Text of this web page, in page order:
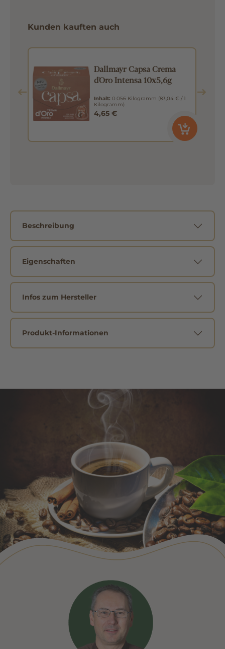
Kunden kauften auch
Dallmayr Capsa Crema
d'Oro Intensa 10x5,6g
Inhalt: 0.056 Kilogramm (83,04 € / 1
Kilogramm)
4,65 €
Beschreibung
Eigenschaften
Infos zum Hersteller
Produkt-Informationen